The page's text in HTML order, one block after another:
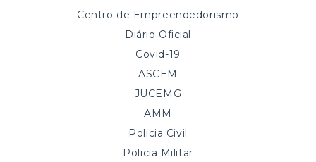
Centro de Empreendedorismo
Diário Oficial
Covid-19
ASCEM
JUCEMG
AMM
Policia Civil
Policia Militar